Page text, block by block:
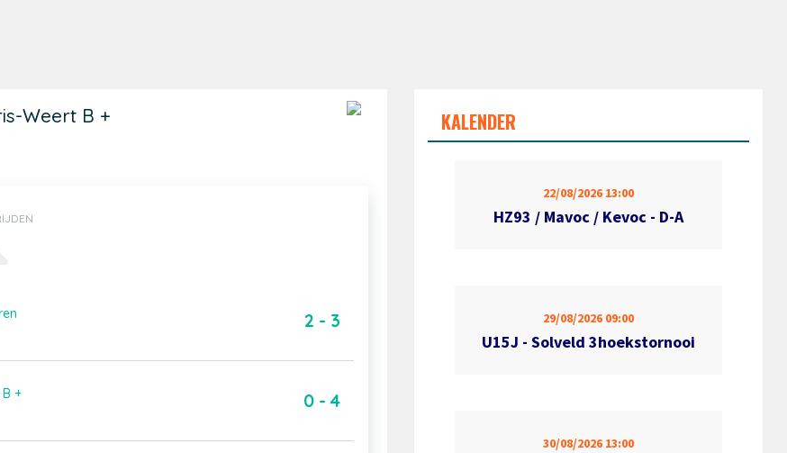
KALENDER
22/08/2026 13:00
HZ93 / Mavoc / Kevoc - D-A
29/08/2026 09:00
U15J - Solveld 3hoekstornooi
30/08/2026 13:00